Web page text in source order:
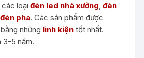
các loạiđèn led nhà xưởng,đèn
đèn pha. Các sản phẩm được
những linh kiện tốt nhất.
3-5 năm.